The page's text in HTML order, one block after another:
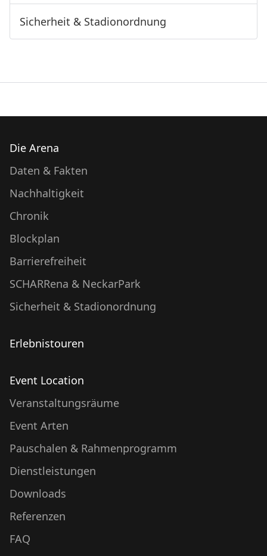
Sicherheit & Stadionordnung
Die Arena
Daten & Fakten
Nachhaltigkeit
Chronik
Blockplan
Barrierefreiheit
SCHARRena & NeckarPark
Sicherheit & Stadionordnung
Erlebnistouren
Event Location
Veranstaltungsräume
Event Arten
Pauschalen & Rahmenprogramm
Dienstleistungen
Downloads
Referenzen
FAQ